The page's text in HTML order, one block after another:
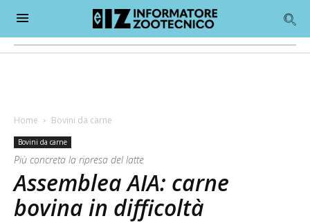
Home Bovini da carne
Bovini da carne
Più concreta la ripresa del latte
Assemblea AIA: carne
bovina in difficoltà